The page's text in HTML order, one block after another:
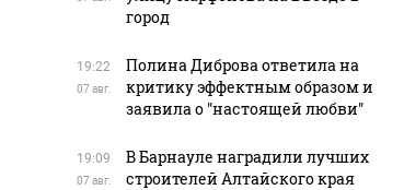
город
19:22
07 авг.
Полина Диброва ответила на
критику эффектным образом и
заявила о "настоящей любви"
19:09
07 авг.
В Барнауле наградили лучших
строителей Алтайского края